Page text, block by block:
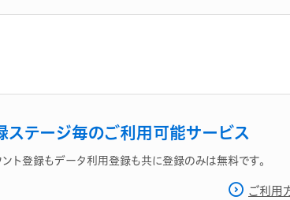
ステージ毎のご利用可能サービス
ト登録もデータ利用登録も共に登録のみは無料です。
ご利用